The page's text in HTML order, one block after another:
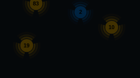
83
10
2
19